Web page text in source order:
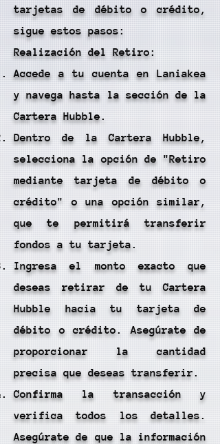
tarjetas de débito o crédito,
sigue estos pasos:
Realización del Retiro:
Accede a tu cuenta en Laniakea
y navega hasta la sección de la
Cartera Hubble.
Dentro de la Cartera Hubble,
selecciona la opción de "Retiro
mediante tarjeta de débito o
crédito" o una opción similar,
que te permitirá transferir
fondos a tu tarjeta.
Ingresa el monto exacto que
deseas retirar de tu Cartera
Hubble hacia tu tarjeta de
débito o crédito. Asegúrate de
proporcionar la cantidad
precisa que deseas transferir.
Confirma la transacción y
verifica todos los detalles.
Asegúrate de que la información